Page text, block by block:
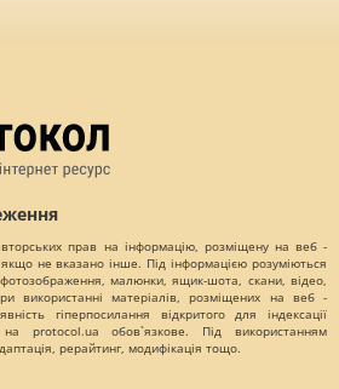
прав на інформацію, розміщену на веб -
якщо не вказано інше. Під інформацією розуміються
фотозображення, малюнки, ящик-шота, скани, відео,
використанні матеріалів, розміщених на веб -
гіперпосилання відкритого для індексації
protocol.ua обов`язкове. Під використанням
рерайтинг, модифікація тощо.